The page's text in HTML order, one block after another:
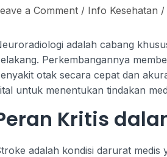
a Comment / Info Kesehatan /
adalah cabang
Perkembangannya
otak secara cepat dan
untuk menentukan tindakan
Kritis
adalah kondisi darurat